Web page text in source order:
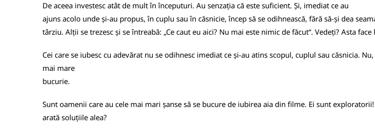
De aceea investesc atât de mult în începuturi. Au senzația că este suficient. Și, imediat ce au
ajuns acolo unde și-au propus, în cuplu sau în căsnicie, încep să se odihnească, fără să-și dea
târziu. Alții se trezesc și se întreabă: „Ce caut eu aici? Nu mai este nimic de făcut“. Vedeți? Asta
Cei care se iubesc cu adevărat nu se odihnesc imediat ce și-au atins scopul, cuplul sau căsnicia.
mai mare
bucurie.
Sunt oamenii care au cele mai mari șanse să se bucure de iubirea aia din filme. Ei sunt
arată soluțiile alea?